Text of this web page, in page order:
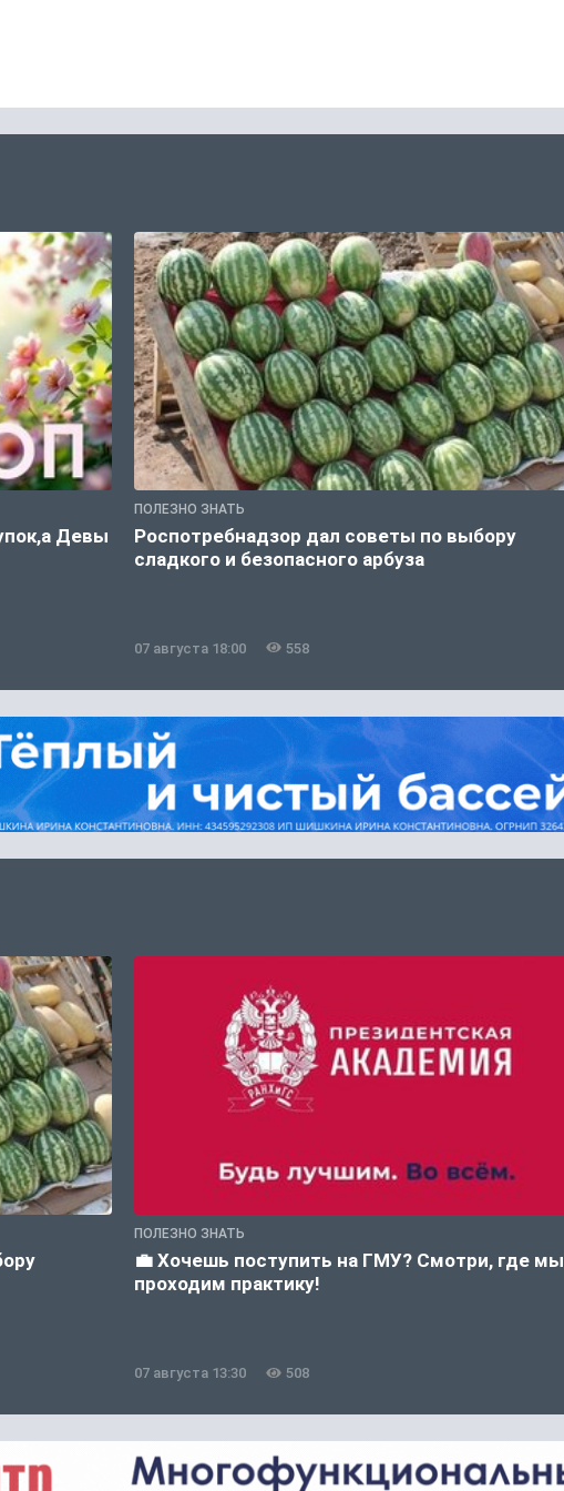
Девы
ПОЛЕЗНО ЗНАТЬ
Роспотребнадзор дал советы по выбору
сладкого и безопасного арбуза
07 августа 18:00 558
ПОЛЕЗНО ЗНАТЬ
💼 Хочешь поступить на ГМУ? Смотри, где мы
проходим практику!
07 августа 13:30 508